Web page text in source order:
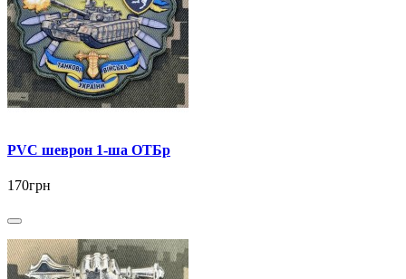
PVC шеврон 1-ша ОТБр
170грн